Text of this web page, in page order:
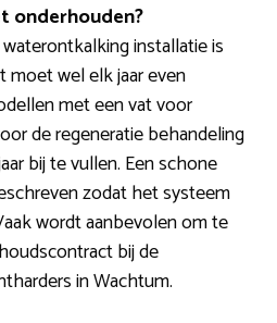
onderhouden?
installatie is
moet wel elk jaar even
met een vat voor
de regeneratie behandeling
bij te vullen. Een schone
zodat het systeem
wordt aanbevolen om te
bij de
in Wachtum.